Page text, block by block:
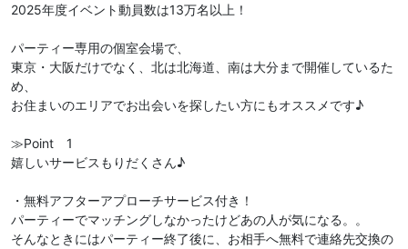
2025年度イベント動員数は13万名以上！
パーティー専用の個室会場で、
東京・大阪だけでなく、北は北海道、南は大分まで開催しているた
め、
お住まいのエリアでお出会いを探したい方にもオススメです♪
≫Point 1
嬉しいサービスもりだくさん♪
・無料アフターアプローチサービス付き！
パーティーでマッチングしなかったけどあの人が気になる。。
そんなときにはパーティー終了後に、お相手へ無料で連絡先交換の